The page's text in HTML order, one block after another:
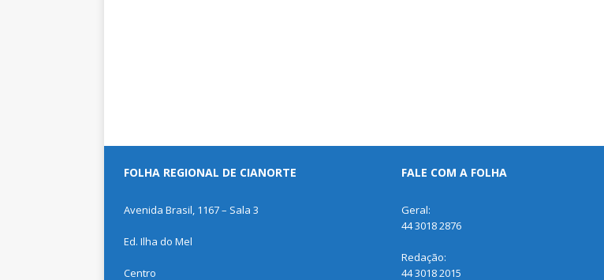
FOLHA REGIONAL DE CIANORTE
Avenida Brasil, 1167 – Sala 3
Ed. Ilha do Mel
Centro
FALE COM A FOLHA
Geral:
44 3018 2876
Redação:
44 3018 2015